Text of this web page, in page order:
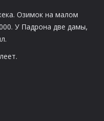
Озимок на малом
У Падрона две дамы,